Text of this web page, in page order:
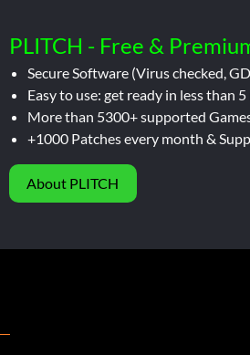
PLITCH - Free &
Secure Software (Virus checked,
Easy to use: get ready in less than 5
More than 5300+ supported
+1000 Patches every month &
About PLITCH